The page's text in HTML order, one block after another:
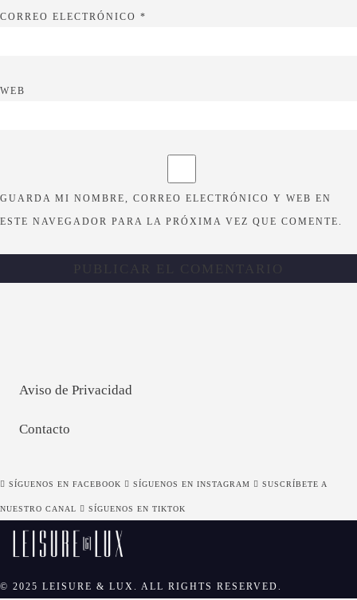
CORREO ELECTRÓNICO *
WEB
GUARDA MI NOMBRE, CORREO ELECTRÓNICO Y WEB EN
ESTE NAVEGADOR PARA LA PRÓXIMA VEZ QUE COMENTE.
Aviso de Privacidad
Contacto
SÍGUENOS EN FACEBOOK SÍGUENOS EN INSTAGRAM SUSCRÍBETE A
NUESTRO CANAL SÍGUENOS EN TIKTOK
© 2025 LEISURE & LUX. ALL RIGHTS RESERVED.